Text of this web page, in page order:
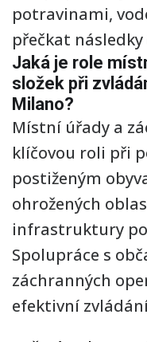
potravinami,
přečkat
Jaká je role
složek při
Milano?
Místní úřady a
klíčovou roli při
postiženým
ohrožených
infrastruktury
Spolupráce s
záchranných
efektivní